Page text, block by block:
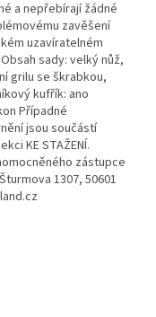
a nepřebírají žádné
zavěšení
uzavíratelném
sady: velký nůž,
grilu se škrabkou,
kufřík: ano
Případné
jsou součástí
KE STAŽENÍ.
zástupce
1307, 50601